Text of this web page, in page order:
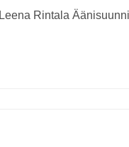
Leena Rintala